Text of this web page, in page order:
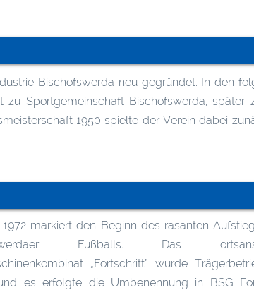
Bischofswerda neu gegründet. In den
Sportgemeinschaft Bischofswerda, später
1950 spielte der Verein dabei
1972 markiert den Beginn des rasanten
Fußballs. Das
„Fortschritt“ wurde
es erfolgte die Umbenennung in BSG